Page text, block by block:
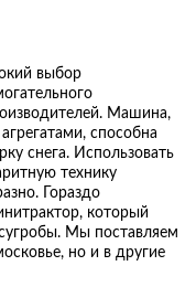
выбор
Машина,
способна
снега. Использовать
технику
Гораздо
который
Мы поставляем
но и в другие